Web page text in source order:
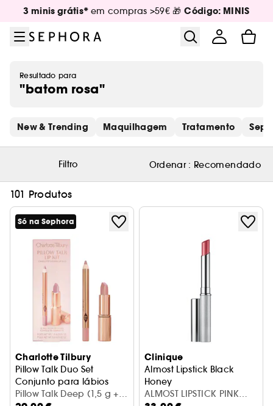
Ir para o menu
Ir para o conteúdo principal
Ir para o rodapé
3 minis grátis* em compras >59€ 🎁Código: MINIS
Resultado para
"batom rosa"
Saltar os links rápidos
New & Trending Maquilhagem Tratamento
Filtro Ordenar : Recomendado
101 Produtos
Só na Sephora
Charlotte Tilbury
Pillow Talk Duo Set
Conjunto para lábios
Pillow Talk Deep (1,5 g +
Clinique
Almost Lipstick Black
Honey
Batom
ALMOST LIPSTICK PINK